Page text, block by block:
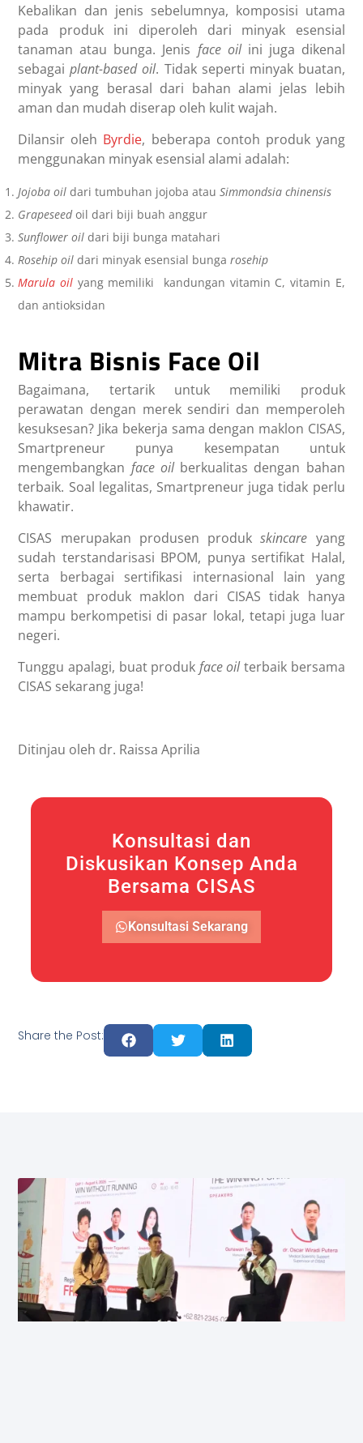
Kebalikan dan jenis sebelumnya, komposisi utama
pada produk ini diperoleh dari minyak esensial
tanaman atau bunga. Jenis face oilini juga dikenal
sebagaiplant-based oil. Tidak seperti minyak buatan,
minyak yang berasal dari bahan alami jelas lebih
aman dan mudah diserap oleh kulit wajah.
Dilansir oleh Byrdie, beberapa contoh produk yang
menggunakan minyak esensial alami adalah:
Jojoba oildari tumbuhan jojoba atauSimmondsia chinensis
Grapeseedoil dari biji buah anggur
Sunflower oil dari biji bunga matahari
Rosehip oil dari minyak esensial bungarosehip
Marula oil yang memiliki kandungan vitamin C, vitamin E,
dan antioksidan
Mitra Bisnis Face Oil
Bagaimana, tertarik untuk memiliki produk
perawatan dengan merek sendiri dan memperoleh
kesuksesan? Jika bekerja sama dengan maklon CISAS,
Smartpreneur punya kesempatan untuk
mengembangkan face oil berkualitas dengan bahan
terbaik. Soal legalitas, Smartpreneur juga tidak perlu
khawatir.
CISAS merupakan produsen produkskincare yang
sudah terstandarisasi BPOM, punya sertifikat Halal,
serta berbagai sertifikasi internasional lain yang
membuat produk maklon dari CISAS tidak hanya
mampu berkompetisi di pasar lokal, tetapi juga luar
negeri.
Tunggu apalagi, buat produk face oilterbaik bersama
CISAS sekarang juga!
Ditinjau oleh dr. Raissa Aprilia
Konsultasi dan
Diskusikan Konsep Anda
Bersama CISAS
Konsultasi Sekarang
Share the Post: